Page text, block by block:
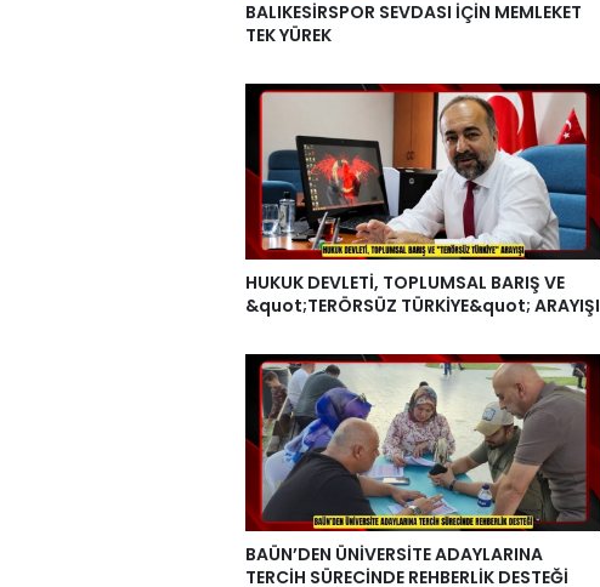
BALIKESİRSPOR SEVDASI İÇİN MEMLEKET
TEK YÜREK
HUKUK DEVLETİ, TOPLUMSAL BARIŞ VE
&quot;TERÖRSÜZ TÜRKİYE&quot; ARAYIŞI
BAÜN’DEN ÜNİVERSİTE ADAYLARINA
TERCİH SÜRECİNDE REHBERLİK DESTEĞİ